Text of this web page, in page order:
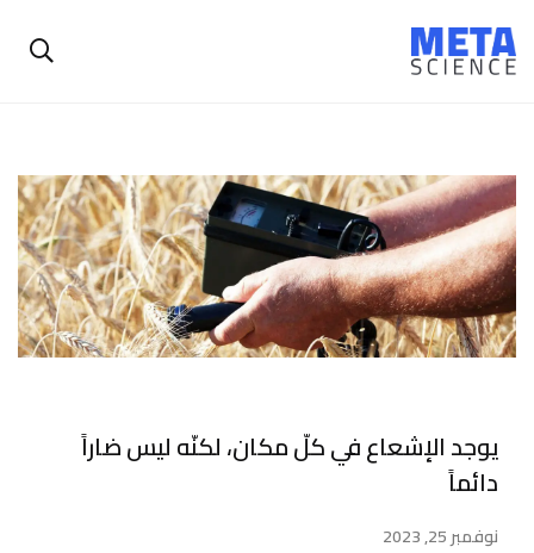
يوجد الإشعاع في كلّ مكان، لكنّه ليس ضاراً
دائماً
نوفمبر 25, 2023